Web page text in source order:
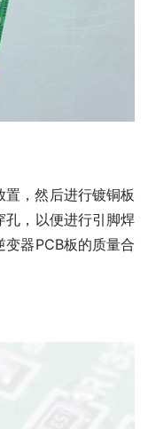
置，然后进行镀铜板
孔，以便进行引脚焊
器PCB板的质量合